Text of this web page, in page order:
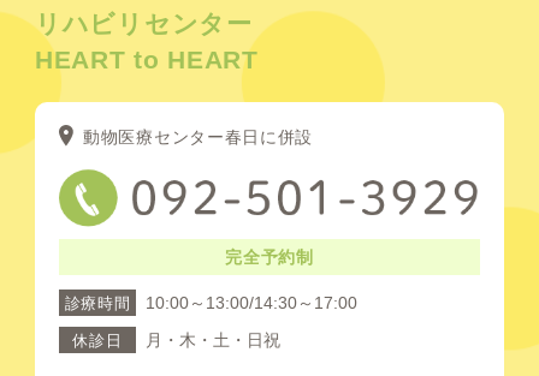
リハビリセンター
HEART to HEART
動物医療センター春日に併設
完全予約制
診療時間 10:00～13:00/14:30～17:00
休診日 月・木・土・日祝